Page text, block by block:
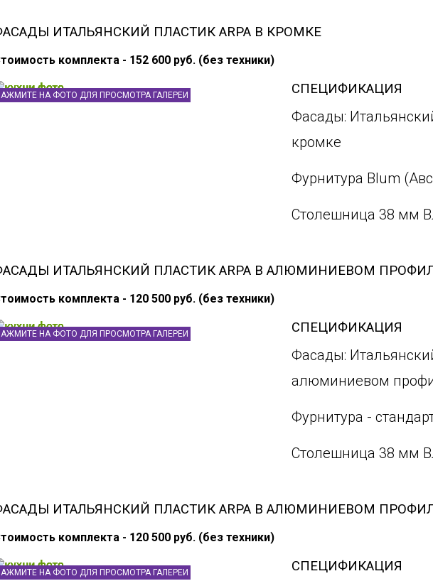
ИТАЛЬЯНСКИЙ ПЛАСТИК ARPA В КРОМКЕ
комплекта - 152 600 руб. (без техники)
НА ФОТО ДЛЯ ПРОСМОТРА ГАЛЕРЕИ СПЕЦИФИКАЦИЯ
Фасады:
кромке
Фурнитура Blum
Столешница 38 мм
ИТАЛЬЯНСКИЙ ПЛАСТИК ARPA В АЛЮМИНИЕВОМ
комплекта - 120 500 руб. (без техники)
НА ФОТО ДЛЯ ПРОСМОТРА ГАЛЕРЕИ СПЕЦИФИКАЦИЯ
Фасады:
алюминиевом
Фурнитура -
Столешница 38 мм
ИТАЛЬЯНСКИЙ ПЛАСТИК ARPA В АЛЮМИНИЕВОМ
комплекта - 120 500 руб. (без техники)
НА ФОТО ДЛЯ ПРОСМОТРА ГАЛЕРЕИ СПЕЦИФИКАЦИЯ